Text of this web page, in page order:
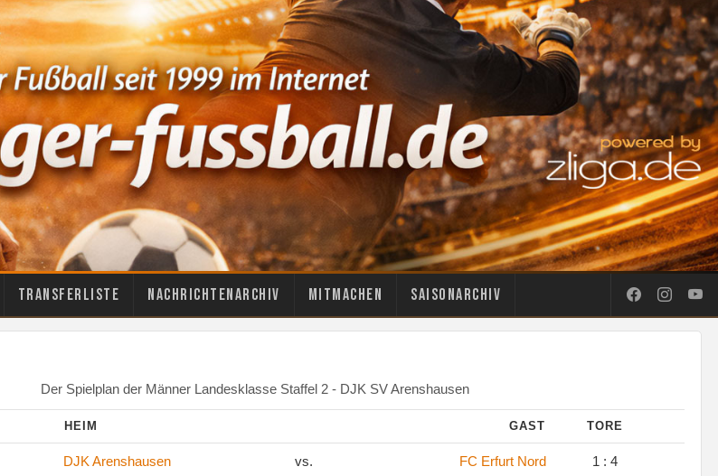
Transferliste Nachrichtenarchiv Mitmachen Saisonarchiv
Der Spielplan der Männer Landesklasse Staffel 2 - DJK SV Arenshausen
HEIM GAST TORE
DJK Arenshausen vs. FC Erfurt Nord 1 : 4